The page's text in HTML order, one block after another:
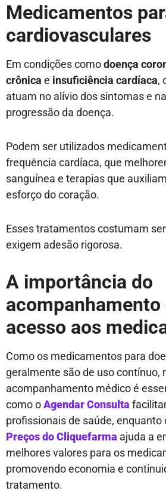
Medicamentos
cardiovasculares
Em condições comodoença
crônica e insuficiência cardíaca,
atuam no alívio dos sintomas e
progressão da doença.
Podem ser utilizados
frequência cardíaca, que
sanguínea e terapias que
esforço do coração.
Esses tratamentos costumam
exigem adesão rigorosa.
A importância do
acompanhamento
acesso aos
Como os medicamentos para
geralmente são de uso contínuo,
acompanhamento médico é
como oAgendar Consulta
profissionais de saúde, enquanto
Preços do Cliquefarma ajuda a
melhores valores para os
promovendo economia e
tratamento.